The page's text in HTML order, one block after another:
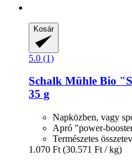
Kosár
5.0 (1)
Schalk Mühle Bio
35 g
Napközben, vagy
Apró "power-
Természetes
1.070 Ft (30.571 Ft / kg)